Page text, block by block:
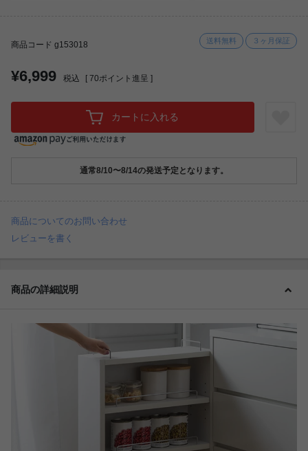
商品コード g153018 送料無料 ３ヶ月保証
¥6,999 税込 [ 70ポイント進呈 ]
カートに入れる
通常8/10〜8/14の発送予定となります。
商品についてのお問い合わせ
レビューを書く
商品の詳細説明